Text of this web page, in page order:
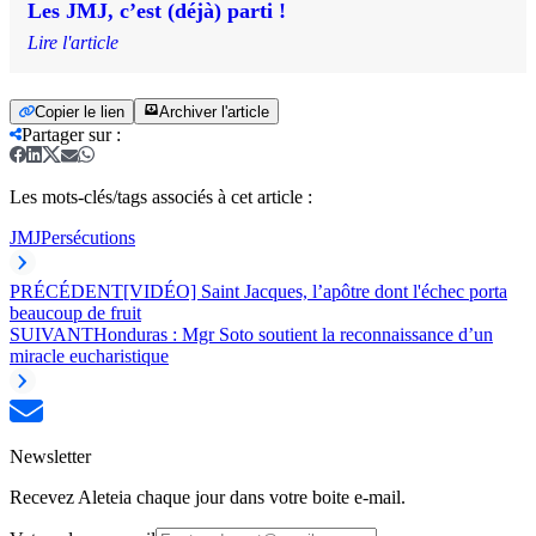
Les JMJ, c’est (déjà) parti !
Lire l'article
Copier le lien Archiver l'article
Partager sur:
Les mots-clés/tags associés à cet article :
JMJPersécutions
PRÉCÉDENT[VIDÉO] Saint Jacques, l’apôtre dont l'échec porta
beaucoup de fruit
SUIVANTHonduras : Mgr Soto soutient la reconnaissance d’un
miracle eucharistique
Newsletter
Recevez Aleteia chaque jour dans votre boite e-mail.